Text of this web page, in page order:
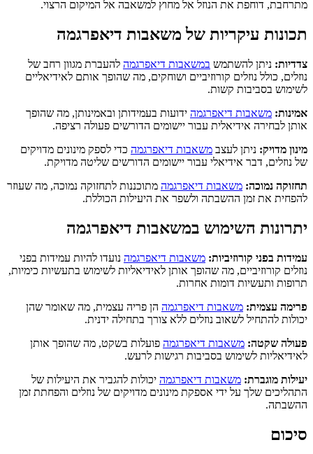
מתרחבת, דוחפת את הנוזל אל מחוץ למשאבה אל המיקום הרצוי.
תכונות עיקריות של משאבות דיאפרגמה
צדדיות: ניתן להשתמש במשאבות דיאפרגמה להעברת מגוון רחב של
נוזלים, כולל נוזלים קורוזיביים ושוחקים, מה שהופך אותם לאידיאליים
לשימוש בסביבות קשות.
אמינות: משאבות דיאפרגמה ידועות בעמידותן ובאמינותן, מה שהופך
אותן לבחירה אידיאלית עבור יישומים הדורשים פעולה רציפה.
מינון מדויק: ניתן לעצב משאבות דיאפרגמה כדי לספק מינונים מדויקים
של נוזלים, דבר אידיאלי עבור יישומים הדורשים שליטה מדויקת.
תחזוקה נמוכה: משאבות דיאפרגמה מתוכננות לתחזוקה נמוכה, מה שעוזר
להפחית את זמן ההשבתה ולשפר את היעילות הכוללת.
יתרונות השימוש במשאבות דיאפרגמה
עמידות בפני קורוזיביות: משאבות דיאפרגמה נועדו להיות עמידות בפני
נוזלים קורוזיביים, מה שהופך אותן לאידיאליות לשימוש בתעשיות כימיות,
תרופות ותעשיות דומות אחרות.
פרימה עצמית: משאבות דיאפרגמה הן פריה עצמית, מה שאומר שהן
יכולות להתחיל לשאוב נוזלים ללא צורך בתחילה ידנית.
פעולה שקטה: משאבות דיאפרגמה פועלות בשקט, מה שהופך אותן
לאידיאליות לשימוש בסביבות רגישות לרעש.
יעילות מוגברת: משאבות דיאפרגמה יכולות להגביר את היעילות של
התהליכים שלך על ידי אספקת מינונים מדויקים של נוזלים והפחתת זמן
ההשבתה.
סיכום